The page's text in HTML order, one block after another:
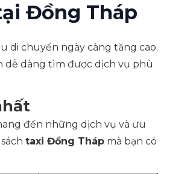
Đồng Tháp
di chuyển ngày càng tăng cao.
dễ dàng tìm được dịch vụ phù
đến những dịch vụ và ưu
taxi Đồng Tháp mà bạn có